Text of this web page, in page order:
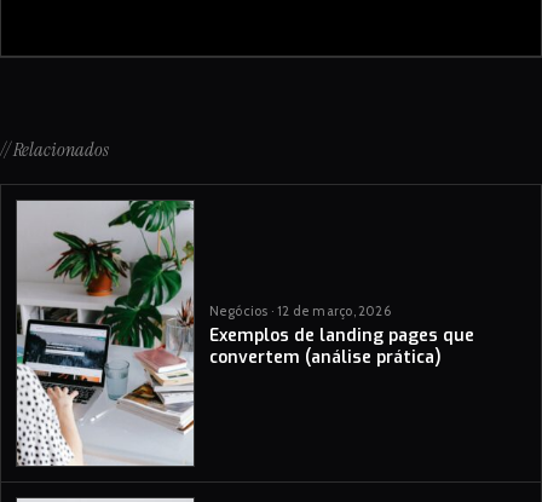
// Relacionados
Negócios · 12 de março, 2026
Exemplos de landing pages que
convertem (análise prática)